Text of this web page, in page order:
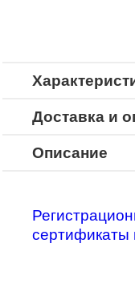
Доставка и
Описание
сертификаты